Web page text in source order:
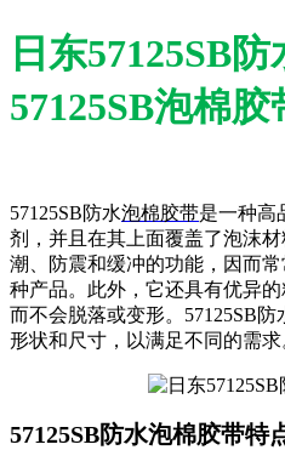
日东57125SB防
57125SB泡棉
57125SB防水泡棉胶带是一种高
剂，并且在其上面覆盖了泡沫
潮、防震和缓冲的功能，因而
种产品。此外，它还具有优异
而不会脱落或变形。57125SB
形状和尺寸，以满足不同的需求
57125SB防水泡棉胶带特